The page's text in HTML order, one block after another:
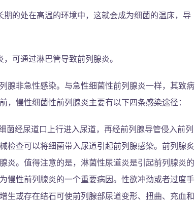
的处在高温的环境中，这就会成为细菌的温床，导
可通过淋巴管导致前列腺炎。
腺非急性感染。与急性细菌性前列腺炎一样，其致病
慢性细菌性前列腺炎主要有以下四条感染途径：
菌经尿道口上行进入尿道，再经前列腺导管侵入前列
检查可以将细菌带入尿道引起前列腺感染。前列腺炙
炎。值得注意的是，淋菌性尿道炎是引起前列腺炎的
慢性前列腺炎的一个重要病因。性欲冲劲或者过度手
生或存在结石可使前列腺部尿道变形、扭曲、充血和